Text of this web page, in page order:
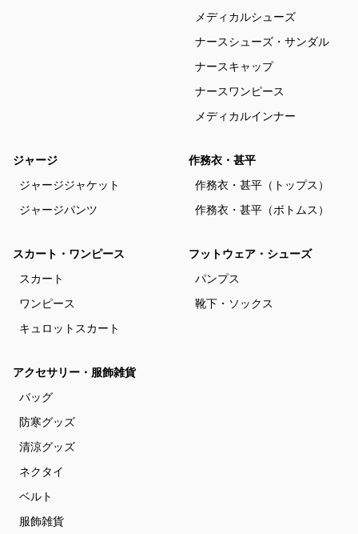
メディカルシューズ
ナースシューズ・サンダル
ナースキャップ
ナースワンピース
メディカルインナー
ジャージ
ジャージジャケット
ジャージパンツ
作務衣・甚平
作務衣・甚平（トップス）
作務衣・甚平（ボトムス）
スカート・ワンピース
スカート
ワンピース
キュロットスカート
フットウェア・シューズ
パンプス
靴下・ソックス
アクセサリー・服飾雑貨
バッグ
防寒グッズ
清涼グッズ
ネクタイ
ベルト
服飾雑貨